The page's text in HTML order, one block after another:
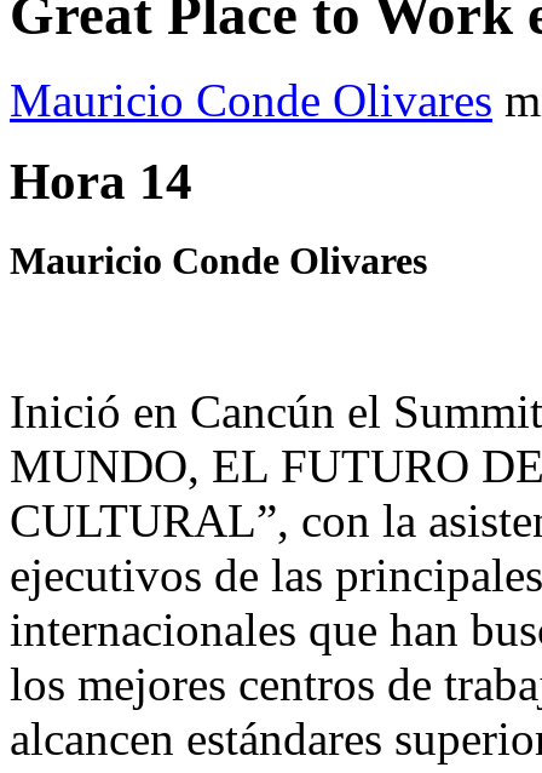
Great Place to Work
Mauricio Conde Olivares
Hora 14
Mauricio Conde Olivares
Inició en Cancún el
MUNDO, EL FUTURO
CULTURAL”, con la
ejecutivos de las
internacionales que han
los mejores centros de
alcancen estándares